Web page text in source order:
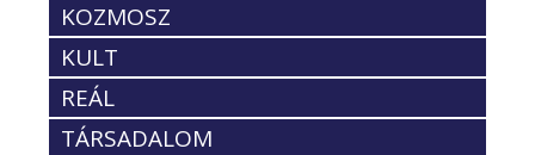
KOZMOSZ
KULT
REÁL
TÁRSADALOM